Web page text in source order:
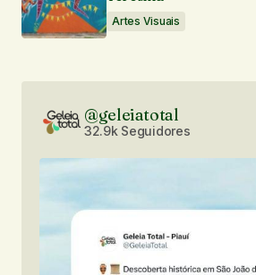
Artes Visuais
@geleiatotal
32.9k Seguidores